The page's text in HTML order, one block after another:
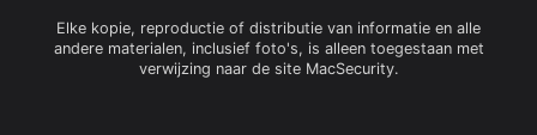
Elke kopie, reproductie of distributie van informatie en alle
andere materialen, inclusief foto's, is alleen toegestaan met
verwijzing naar de site MacSecurity.